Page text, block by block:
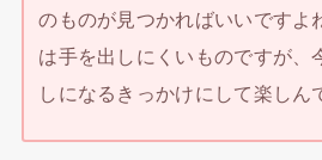
のものが見つかればいいですよ
は手を出しにくいものですが、
しになるきっかけにして楽しん